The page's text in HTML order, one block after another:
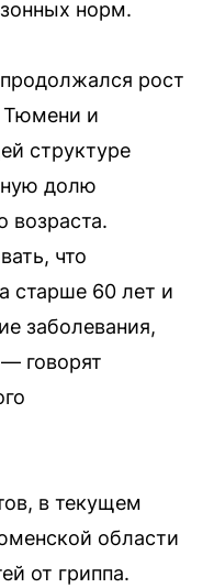
норм.
рост
Тюмени и
структуре
долю
возраста.
что
старше 60 лет и
заболевания,
— говорят
в текущем
области
от гриппа.